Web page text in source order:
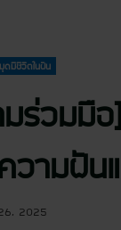
ดมีชีวิตในฝัน
มร่วม
วามฝัน
2025